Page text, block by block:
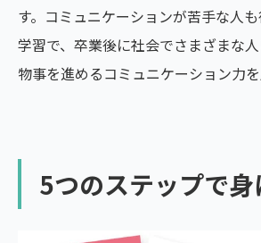
す。コミュニケーションが苦手な人
学習で、卒業後に社会でさまざまな
物事を進めるコミュニケーション力を
5つのステップで身